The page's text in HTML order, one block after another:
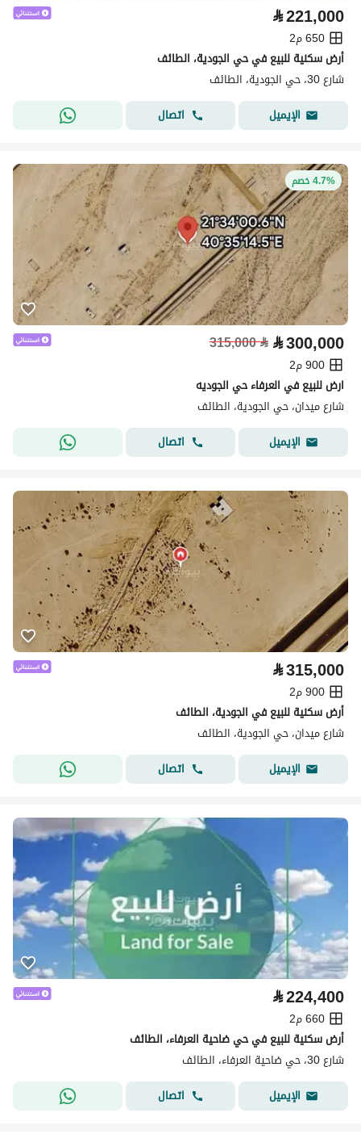
⃁221,000
650 م2
أرض سكنية للبيع في حي الجودية، الطائف
شارع 30، حي الجودية، الطائف
الإيميل
اتصال
4.7% خصم
⃁300,000
⃁
315,000
900 م2
ارض للبيع في العرفاء حي الجوديه
شارع ميدان، حي الجودية، الطائف
الإيميل
اتصال
⃁315,000
900 م2
أرض سكنية للبيع في الجودية، الطائف
شارع ميدان، حي الجودية، الطائف
الإيميل
اتصال
⃁224,400
660 م2
أرض سكنية للبيع في حي ضاحية العرفاء، الطائف
شارع 30، حي ضاحية العرفاء، الطائف
الإيميل
اتصال